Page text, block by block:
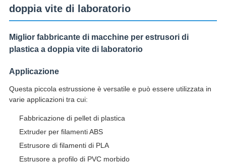
doppia vite di laboratorio
Miglior fabbricante di macchine per estrusori di
plastica a doppia vite di laboratorio
Applicazione
Questa piccola estrussione è versatile e può essere utilizzata in
varie applicazioni tra cui:
Fabbricazione di pellet di plastica
Extruder per filamenti ABS
Estrusore di filamenti di PLA
Estrusore a profilo di PVC morbido